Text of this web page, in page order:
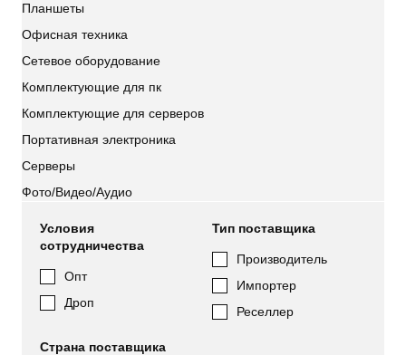
Планшеты
Офисная техника
Сетевое оборудование
Комплектующие для пк
Комплектующие для серверов
Портативная электроника
Серверы
Фото/Видео/Аудио
Условия
сотрудничества
Опт
Дроп
Тип поставщика
Производитель
Импортер
Реселлер
Страна поставщика